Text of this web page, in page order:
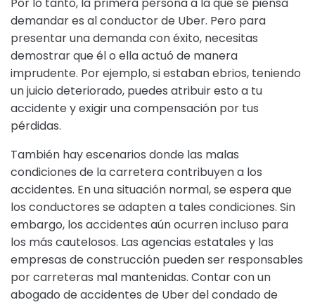
demandar es al conductor de Uber. Pero para
presentar una demanda con éxito, necesitas
demostrar que él o ella actuó de manera
imprudente. Por ejemplo, si estaban ebrios, teniendo
un juicio deteriorado, puedes atribuir esto a tu
accidente y exigir una compensación por tus
pérdidas.
También hay escenarios donde las malas
condiciones de la carretera contribuyen a los
accidentes. En una situación normal, se espera que
los conductores se adapten a tales condiciones. Sin
embargo, los accidentes aún ocurren incluso para
los más cautelosos. Las agencias estatales y las
empresas de construcción pueden ser responsables
por carreteras mal mantenidas. Contar con un
abogado de accidentes de Uber del condado de